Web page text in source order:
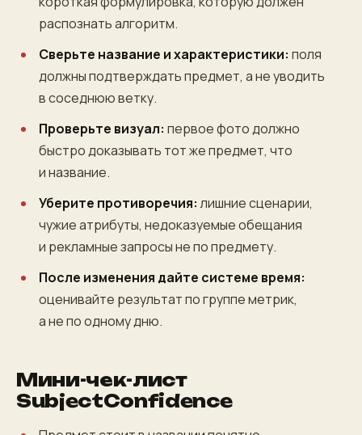
распознать алгоритм.
Сверьте название и характеристики: поля
должны подтверждать предмет, а не уводить
в соседнюю ветку.
Проверьте визуал: первое фото должно
быстро доказывать тот же предмет, что
и название.
Уберите противоречия: лишние сценарии,
чужие атрибуты, недоказуемые обещания
и рекламные запросы не по предмету.
После изменения дайте системе время:
оценивайте результат по группе метрик,
а не по одному дню.
Мини-чек-лист
SubjectConfidence